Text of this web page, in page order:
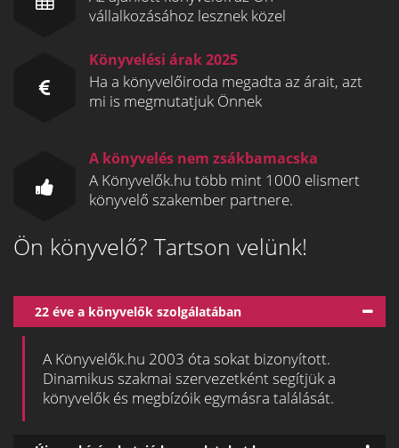
vállalkozásához lesznek közel
Könyvelési árak 2025
Ha a könyvelőiroda megadta az árait, azt
mi is megmutatjuk Önnek
A könyvelés nem zsákbamacska
A Könyvelők.hu több mint 1000 elismert
könyvelő szakember partnere.
Ön könyvelő? Tartson velünk!
22 éve a könyvelők szolgálatában
A Könyvelők.hu 2003 óta sokat bizonyított.
Dinamikus szakmai szervezetként segítjük a
könyvelők és megbízóik egymásra találását.